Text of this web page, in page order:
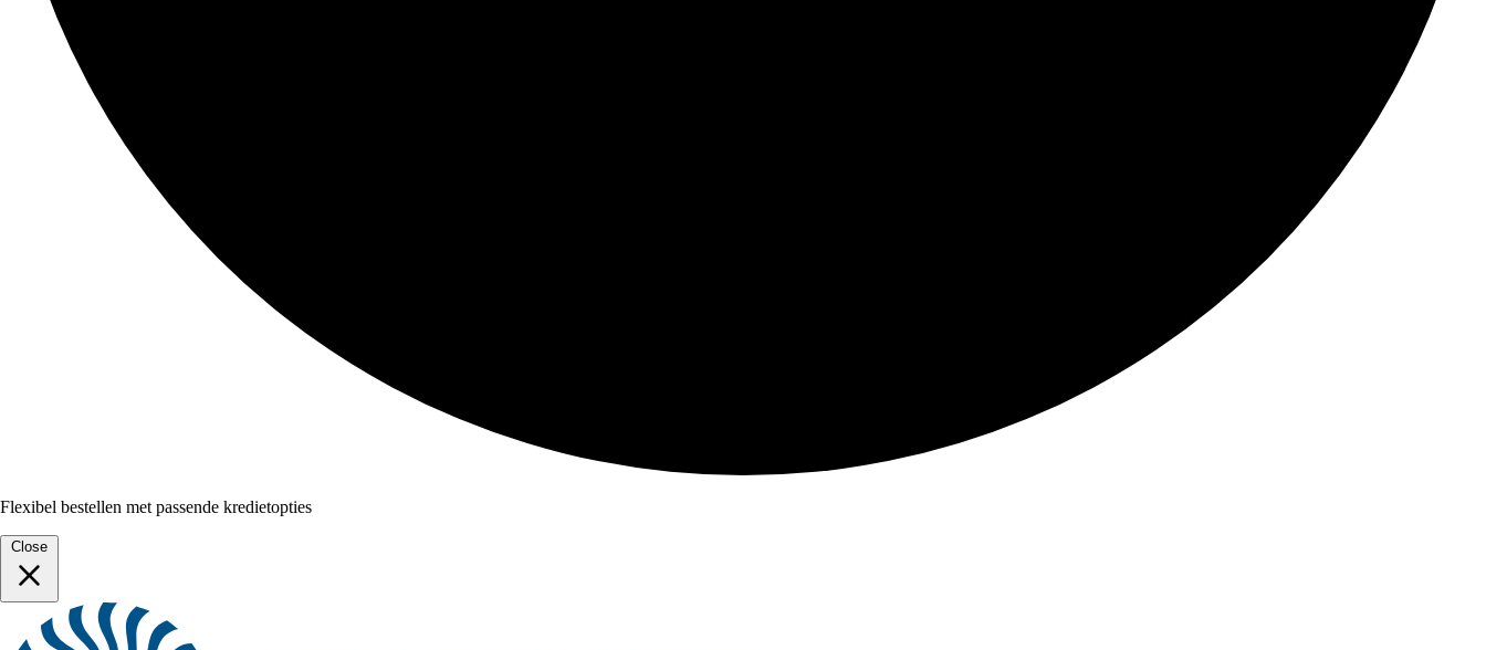
Flexibel bestellen met passende kredietopties
Close